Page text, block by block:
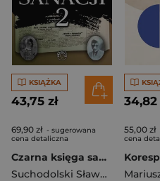
KSIĄŻKA
43,75 zł
69,90 zł - sugerowana
cena detaliczna
Czarna księga sanacji 2
Suchodolski Sławomir
34,82
55,00 zł
cena